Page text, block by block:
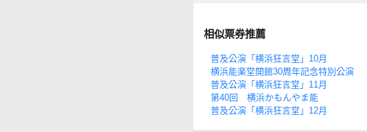
相似票券推薦
普及公演「横浜狂言堂」10月
横浜能楽堂開館30周年記念特別公演
普及公演「横浜狂言堂」11月
第40回 横浜かもんやま能
普及公演「横浜狂言堂」12月